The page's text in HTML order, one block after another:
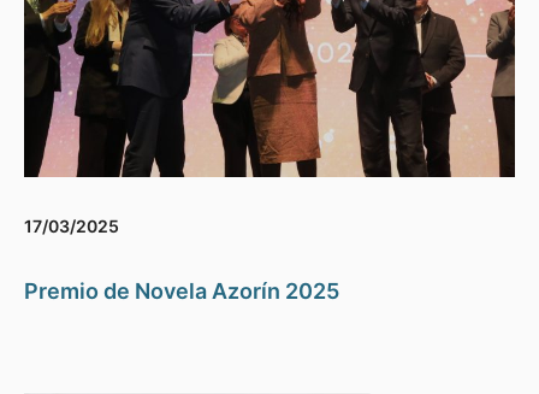
17/03/2025
Premio de Novela Azorín 2025